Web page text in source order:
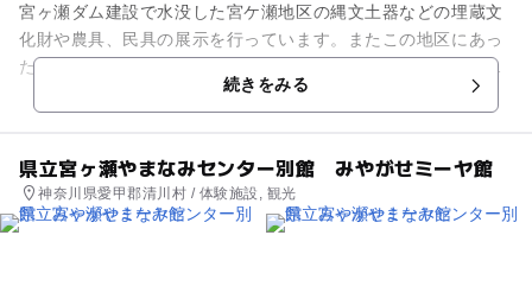
宮ヶ瀬ダム建設で水没した宮ケ瀬地区の縄文土器などの埋蔵文
化財や農具、民具の展示を行っています。またこの地区にあっ
た文化を後世に伝えていくために、資料館と水没家屋を模倣し
た交流施設を合築して、かつ...続きをみる
県立宮ヶ瀬やまなみセンター別館 みやがせミーヤ館
神奈川県愛甲郡清川村 / 体験施設, 観光